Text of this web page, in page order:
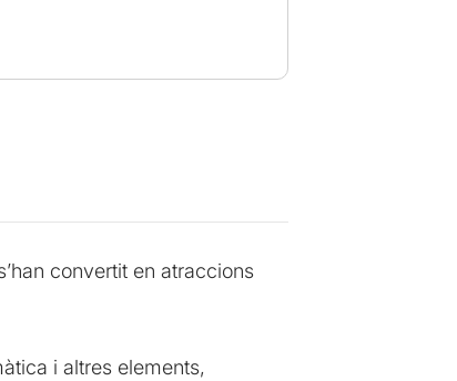
convertit en atraccions
i altres elements,